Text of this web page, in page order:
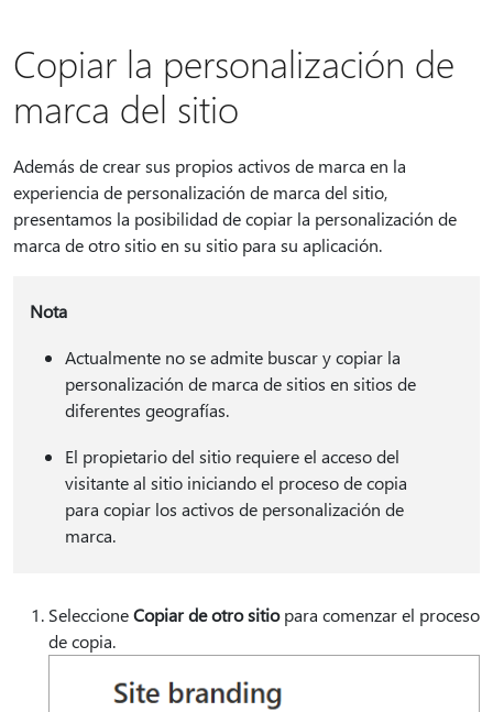
Copiar la personalización de
marca del sitio
Además de crear sus propios activos de marca en la
experiencia de personalización de marca del sitio,
presentamos la posibilidad de copiar la personalización de
marca de otro sitio en su sitio para su aplicación.
Nota
Actualmente no se admite buscar y copiar la
personalización de marca de sitios en sitios de
diferentes geografías.
El propietario del sitio requiere el acceso del
visitante al sitio iniciando el proceso de copia
para copiar los activos de personalización de
marca.
SeleccioneCopiar de otro sitiopara comenzar el proceso
de copia.